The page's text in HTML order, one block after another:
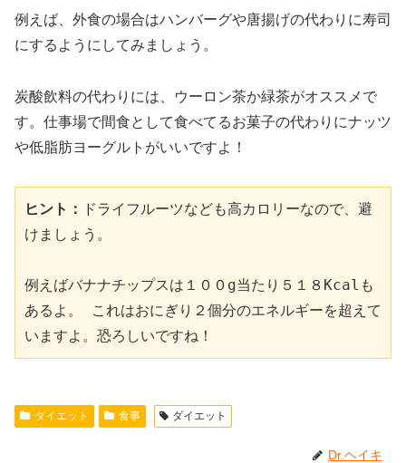
例えば、外食の場合はハンバーグや唐揚げの代わりに寿司
にするようにしてみましょう。
炭酸飲料の代わりには、ウーロン茶か緑茶がオススメで
す。仕事場で間食として食べてるお菓子の代わりにナッツ
や低脂肪ヨーグルトがいいですよ！
ヒント： ドライフルーツなども高カロリーなので、避
けましょう。
例えばバナナチップスは１００g当たり５１８Kcalも
あるよ。 これはおにぎり２個分のエネルギーを超えて
いますよ。恐ろしいですね！
ダイエット 食事 ダイエット
Dr.ヘイキ